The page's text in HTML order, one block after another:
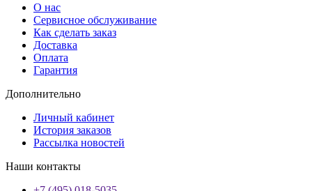
О нас
Сервисное обслуживание
Как сделать заказ
Доставка
Оплата
Гарантия
Дополнительно
Личный кабинет
История заказов
Рассылка новостей
Наши контакты